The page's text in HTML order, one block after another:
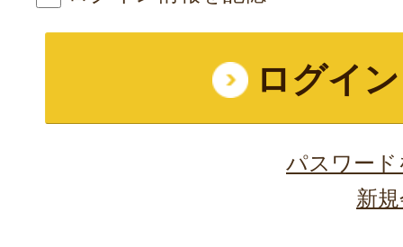
パスワー
新